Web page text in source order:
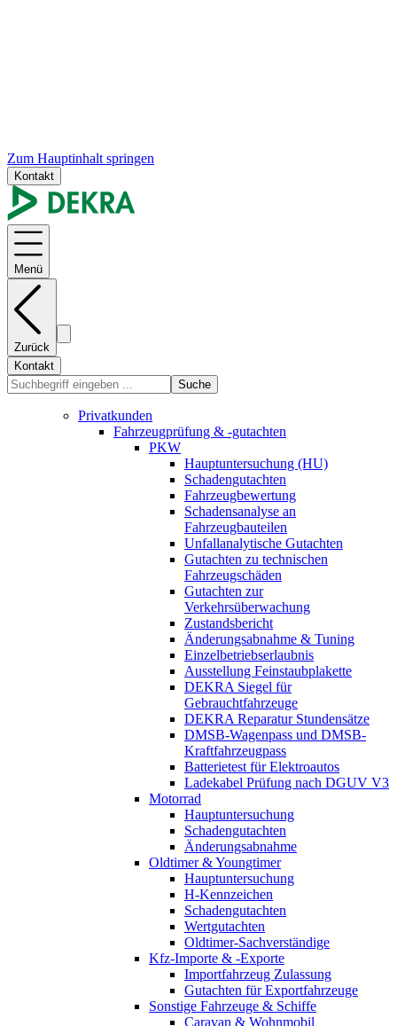
Zum Hauptinhalt springen
Kontakt
Menü
Zurück
Kontakt
Suche
Privatkunden
Fahrzeugprüfung & -gutachten
PKW
Hauptuntersuchung (HU)
Schadengutachten
Fahrzeugbewertung
Schadensanalyse an
Fahrzeugbauteilen
Unfallanalytische Gutachten
Gutachten zu technischen
Fahrzeugschäden
Gutachten zur
Verkehrsüberwachung
Zustandsbericht
Änderungsabnahme & Tuning
Einzelbetriebserlaubnis
Ausstellung Feinstaubplakette
DEKRA Siegel für
Gebrauchtfahrzeuge
DEKRA Reparatur Stundensätze
DMSB-Wagenpass und DMSB-
Kraftfahrzeugpass
Batterietest für Elektroautos
Ladekabel Prüfung nach DGUV V3
Motorrad
Hauptuntersuchung
Schadengutachten
Änderungsabnahme
Oldtimer & Youngtimer
Hauptuntersuchung
H-Kennzeichen
Schadengutachten
Wertgutachten
Oldtimer-Sachverständige
Kfz-Importe & -Exporte
Importfahrzeug Zulassung
Gutachten für Exportfahrzeuge
Sonstige Fahrzeuge & Schiffe
Caravan & Wohnmobil